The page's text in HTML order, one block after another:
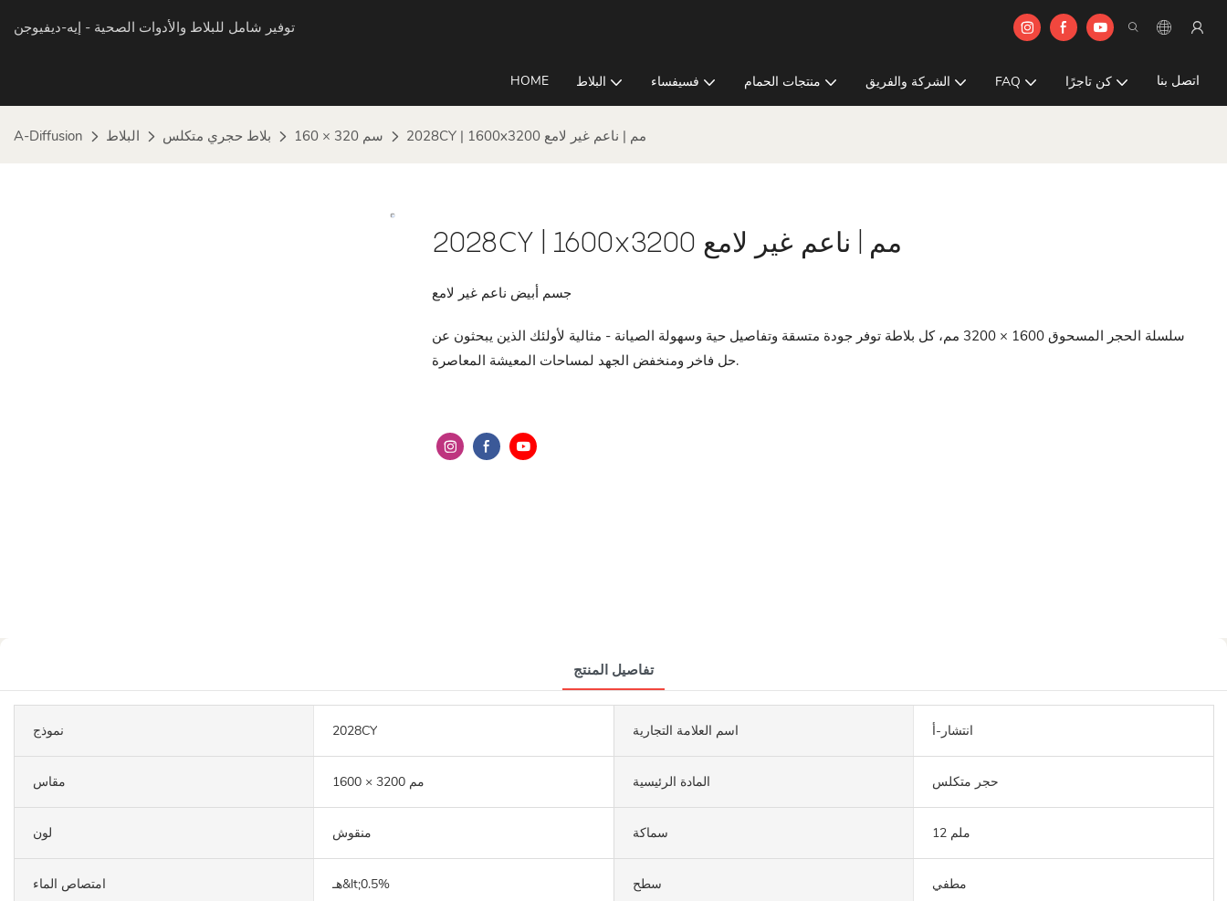
توفير شامل للبلاط والأدوات الصحية - إيه-ديفيوجن
HOME البلاط فسيفساء منتجات الحمام الشركة والفريق FAQ كن تاجرًا اتصل بنا
A-Diffusion البلاط بلاط حجري متكلس 160 × 320 سم 2028CY | 1600x3200 مم | ناعم غير لامع
2028CY | 1600x3200 مم | ناعم غير لامع
جسم أبيض ناعم غير لامع
سلسلة الحجر المسحوق 1600 × 3200 مم، كل بلاطة توفر جودة متسقة وتفاصيل حية وسهولة الصيانة - مثالية لأولئك الذين يبحثون عن
حل فاخر ومنخفض الجهد لمساحات المعيشة المعاصرة.
تفاصيل المنتج
نموذج 2028CY اسم العلامة التجارية انتشار-أ
مقاس 1600 × 3200 مم المادة الرئيسية حجر متكلس
لون منقوش سماكة 12 ملم
امتصاص الماء هـ&lt;0.5% سطح مطفي